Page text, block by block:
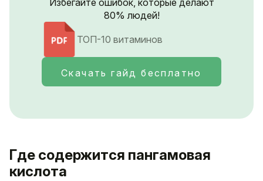
Избегайте ошибок, которые делают
80% людей!
ТОП-10 витаминов
Скачать гайд бесплатно
Где содержится пангамовая
кислота